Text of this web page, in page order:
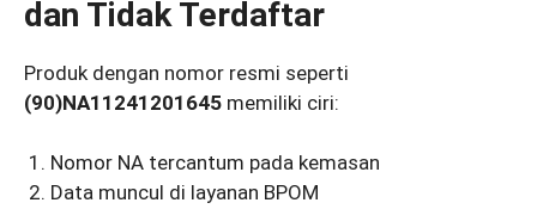
dan Tidak Terdaftar
Produk dengan nomor resmi seperti
(90)NA11241201645 memiliki ciri:
Nomor NA tercantum pada kemasan
Data muncul di layanan BPOM